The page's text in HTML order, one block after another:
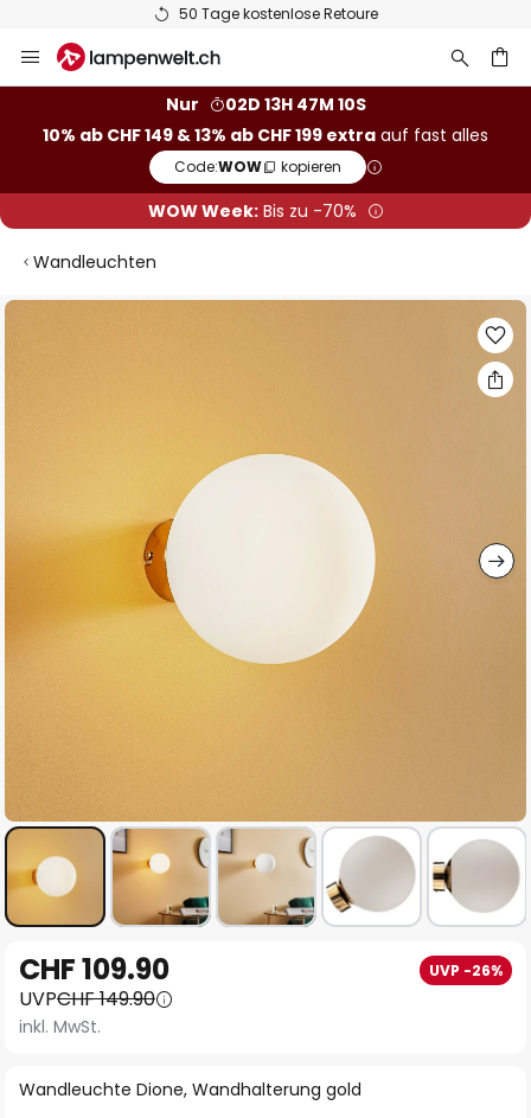
50 Tage kostenlose Retoure
Inhalt
Nur
02D 13H 47M 09S
10% ab CHF 149 & 13% ab CHF 199 extra auf fast alles
Code:WOW kopieren
WOW Week:Bis zu -70%
Wandleuchten
Zum
der
Anfang
der
Bildgalerie
Wandleuchte Dione, Wandhalterung gold
CHF 109.90 UVP -26%
UVPCHF 149.90
inkl. MwSt.